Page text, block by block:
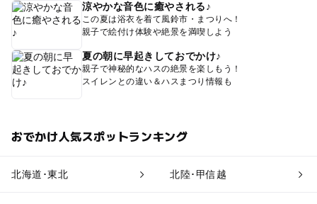
涼やかな音色に癒やされる♪
この夏は浴衣を着て風鈴市・まつりへ！
親子で絵付け体験や絶景を満喫しよう
夏の朝に早起きしておでかけ♪
親子で神秘的なハスの絶景を楽しもう！
スイレンとの違い＆ハスまつり情報も
おでかけ人気スポットランキング
北海道･東北 北陸･甲信越